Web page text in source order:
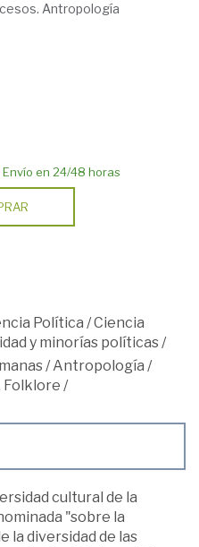
Antropología
en 24/48 horas
Política /Ciencia
y minorías políticas/
/Antropología /
/
cultural de la
"sobre la
la diversidad de las